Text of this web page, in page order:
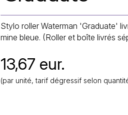
Stylo roller Waterman 'Graduate'
mine bleue. (Roller et boîte livrés
13,67 eur.
(par unité, tarif dégressif selon